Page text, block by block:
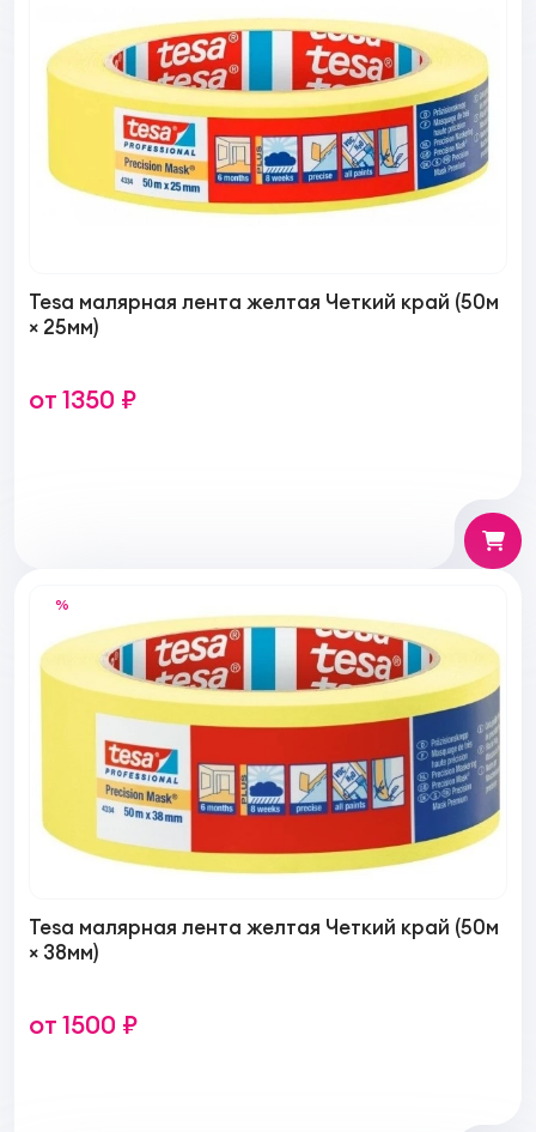
Tesa малярная лента желтая Четкий край (50м
× 25мм)
от 1350 ₽
%
Tesa малярная лента желтая Четкий край (50м
× 38мм)
от 1500 ₽